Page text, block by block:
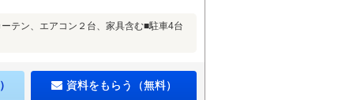
テン、エアコン２台、家具含む■駐車4台
資料をもらう（無料）